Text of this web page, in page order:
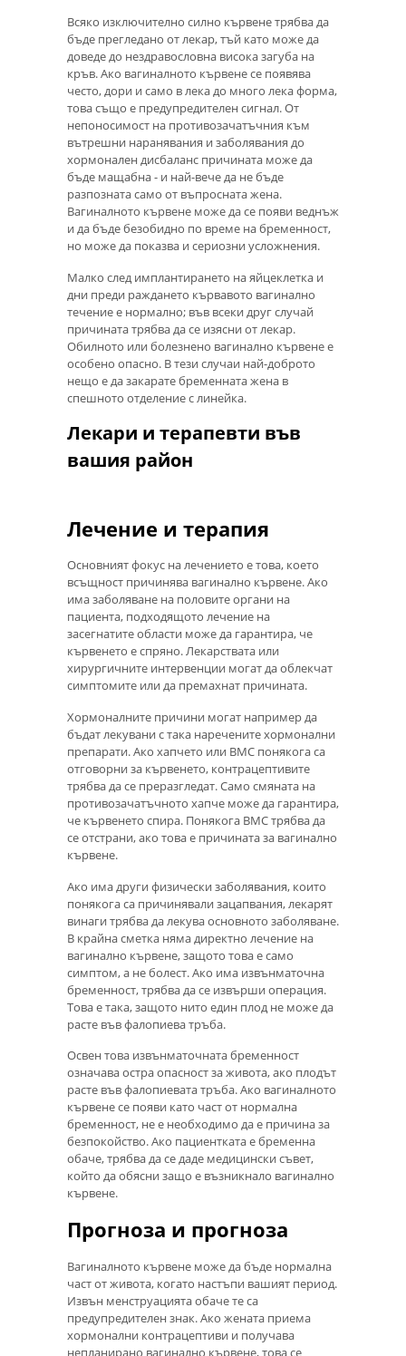
Всяко изключително силно кървене трябва да
бъде прегледано от лекар, тъй като може да
доведе до нездравословна висока загуба на
кръв. Ако вагиналното кървене се появява
често, дори и само в лека до много лека форма,
това също е предупредителен сигнал. От
непоносимост на противозачатъчния към
вътрешни наранявания и заболявания до
хормонален дисбаланс причината може да
бъде мащабна - и най-вече да не бъде
разпозната само от въпросната жена.
Вагиналното кървене може да се появи веднъж
и да бъде безобидно по време на бременност,
но може да показва и сериозни усложнения.
Малко след имплантирането на яйцеклетка и
дни преди раждането кървавото вагинално
течение е нормално; във всеки друг случай
причината трябва да се изясни от лекар.
Обилното или болезнено вагинално кървене е
особено опасно. В тези случаи най-доброто
нещо е да закарате бременната жена в
спешното отделение с линейка.
Лекари и терапевти във
вашия район
Лечение и терапия
Основният фокус на лечението е това, което
всъщност причинява вагинално кървене. Ако
има заболяване на половите органи на
пациента, подходящото лечение на
засегнатите области може да гарантира, че
кървенето е спряно. Лекарствата или
хирургичните интервенции могат да облекчат
симптомите или да премахнат причината.
Хормоналните причини могат например да
бъдат лекувани с така наречените хормонални
препарати. Ако хапчето или ВМС понякога са
отговорни за кървенето, контрацептивите
трябва да се преразгледат. Само смяната на
противозачатъчното хапче може да гарантира,
че кървенето спира. Понякога ВМС трябва да
се отстрани, ако това е причината за вагинално
кървене.
Ако има други физически заболявания, които
понякога са причинявали зацапвания, лекарят
винаги трябва да лекува основното заболяване.
В крайна сметка няма директно лечение на
вагинално кървене, защото това е само
симптом, а не болест. Ако има извънматочна
бременност, трябва да се извърши операция.
Това е така, защото нито един плод не може да
расте във фалопиева тръба.
Освен това извънматочната бременност
означава остра опасност за живота, ако плодът
расте във фалопиевата тръба. Ако вагиналното
кървене се появи като част от нормална
бременност, не е необходимо да е причина за
безпокойство. Ако пациентката е бременна
обаче, трябва да се даде медицински съвет,
който да обясни защо е възникнало вагинално
кървене.
Прогноза и прогноза
Вагиналното кървене може да бъде нормална
част от живота, когато настъпи вашият период.
Извън менструацията обаче те са
предупредителен знак. Ако жената приема
хормонални контрацептиви и получава
непланирано вагинално кървене, това се